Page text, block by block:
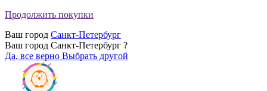
Продолжить покупки
Ваш город Санкт-Петербург
Ваш город Санкт-Петербург ?
Да, все верно Выбрать другой